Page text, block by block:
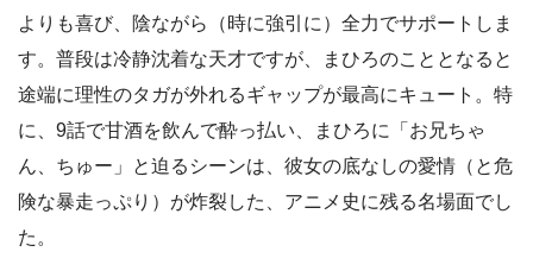
よりも喜び、陰ながら（時に強引に）全力でサポートしま
す。普段は冷静沈着な天才ですが、まひろのこととなると
途端に理性のタガが外れるギャップが最高にキュート。特
に、9話で甘酒を飲んで酔っ払い、まひろに「お兄ちゃ
ん、ちゅー」と迫るシーンは、彼女の底なしの愛情（と危
険な暴走っぷり）が炸裂した、アニメ史に残る名場面でし
た。